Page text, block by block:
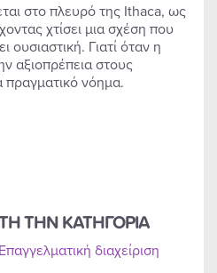
στο πλευρό της Ithaca, ως
χτίσει μια σχέση που
ουσιαστική. Γιατί όταν η
αξιοπρέπεια στους
νόημα.
ΤΗΝ ΚΑΤΗΓΟΡΙΑ
διαχείριση